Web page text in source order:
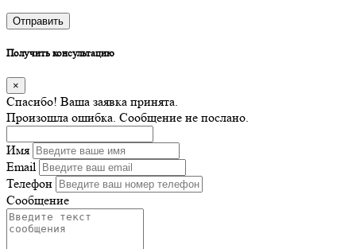
Отправить
Получить консультацию
×
Спасибо! Ваша заявка принята.
Произошла ошибка. Сообщение не послано.
Имя
Email
Телефон
Сообщение